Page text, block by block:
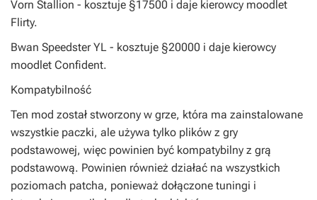
Vorn Stallion - kosztuje §17500 i daje kierowcy moodlet
Flirty.
Bwan Speedster YL - kosztuje §20000 i daje kierowcy
moodlet Confident.
Kompatybilność
Ten mod został stworzony w grze, która ma zainstalowane
wszystkie paczki, ale używa tylko plików z gry
podstawowej, więc powinien być kompatybilny z grą
podstawową. Powinien również działać na wszystkich
poziomach patcha, ponieważ dołączone tuningi i